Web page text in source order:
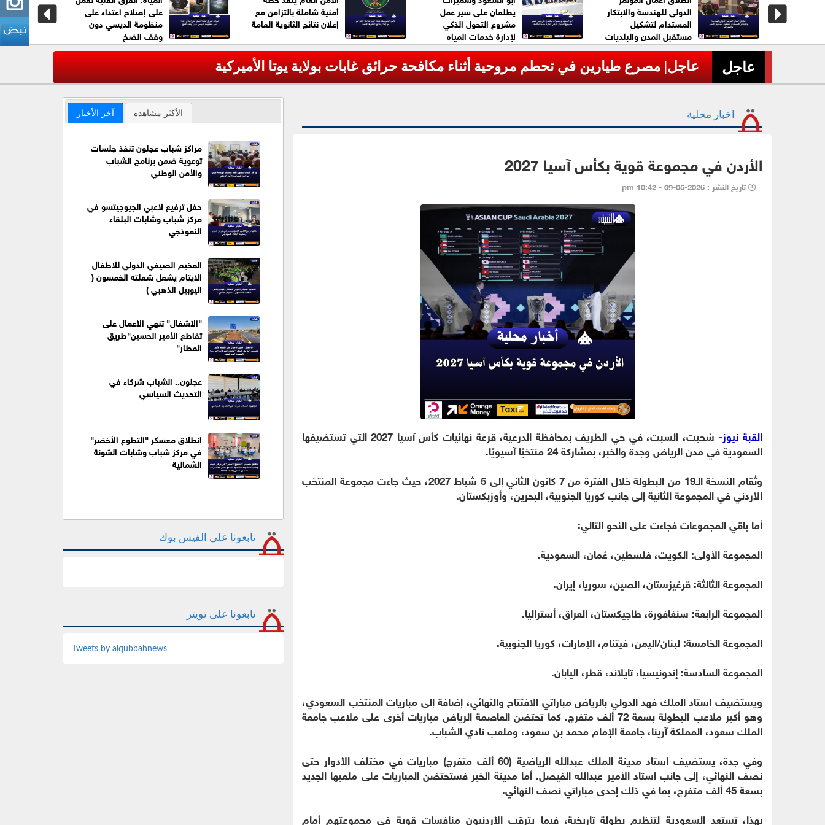
الدولي للهندسة والابتكار
المستدام لتشكيل
مستقبل المدن والبلديات
يطلعان على سير عمل
مشروع التحول الذكي
لإدارة خدمات المياه
أمنية شاملة بالتزامن مع
إعلان نتائج الثانوية العامة
على إصلاح اعتداء على
منظومة الديسي دون
وقف الضخ
عاجل عاجل| مصرع طيارين في تحطم مروحية أثناء مكافحة حرائق غابات بولاية يوتا الأميركية
اخبار محلية
الأردن في مجموعة قوية بكأس آسيا 2027
تاريخ النشر : 2026-05-09 - 10:42 pm
القبة نيوز - سُحبت، السبت، في حي الطريف بمحافظة الدرعية، قرعة نهائيات كأس آسيا 2027 التي تستضيفها
السعودية في مدن الرياض وجدة والخبر، بمشاركة 24 منتخبًا آسيويًا.
وتُقام النسخة الـ19 من البطولة خلال الفترة من 7 كانون الثاني إلى 5 شباط 2027، حيث جاءت مجموعة المنتخب
الأردني في المجموعة الثانية إلى جانب كوريا الجنوبية، البحرين، وأوزبكستان.
أما باقي المجموعات فجاءت على النحو التالي:
المجموعة الأولى: الكويت، فلسطين، عُمان، السعودية.
المجموعة الثالثة: قرغيزستان، الصين، سوريا، إيران.
المجموعة الرابعة: سنغافورة، طاجيكستان، العراق، أستراليا.
المجموعة الخامسة: لبنان/اليمن، فيتنام، الإمارات، كوريا الجنوبية.
المجموعة السادسة: إندونيسيا، تايلاند، قطر، اليابان.
ويستضيف استاد الملك فهد الدولي بالرياض مباراتي الافتتاح والنهائي، إضافة إلى مباريات المنتخب السعودي،
وهو أكبر ملاعب البطولة بسعة 72 ألف متفرج. كما تحتضن العاصمة الرياض مباريات أخرى على ملاعب جامعة
الملك سعود، المملكة آرينا، جامعة الإمام محمد بن سعود، وملعب نادي الشباب.
وفي جدة، يستضيف استاد مدينة الملك عبدالله الرياضية (60 ألف متفرج) مباريات في مختلف الأدوار حتى
نصف النهائي، إلى جانب استاد الأمير عبدالله الفيصل. أما مدينة الخبر فستحتضن المباريات على ملعبها الجديد
بسعة 45 ألف متفرج، بما في ذلك إحدى مباراتي نصف النهائي.
بهذا، تستعد السعودية لتنظيم بطولة تاريخية، فيما يترقب الأردنيون منافسات قوية في مجموعتهم أمام
آخر الأخبار الأكثر مشاهدة
مراكز شباب عجلون تنفذ جلسات
توعوية ضمن برنامج الشباب
والأمن الوطني
حفل ترفيع لاعبي الجيوجيتسو في
مركز شباب وشابات البلقاء
النموذجي
المخيم الصيفي الدولي للاطفال
الايتام يشعل شعلته الخمسون (
اليوبيل الذهبي )
"الأشغال" تنهي الأعمال على
تقاطع الأمير الحسين"طريق
المطار"
عجلون.. الشباب شركاء في
التحديث السياسي
انطلاق معسكر "التطوع الأخضر"
في مركز شباب وشابات الشونة
الشمالية
تابعونا على الفيس بوك
تابعونا على تويتر
Tweets by alqubbahnews